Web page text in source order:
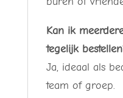
Kan ik
tegelijk
Ja, ideaal als
team of groep.